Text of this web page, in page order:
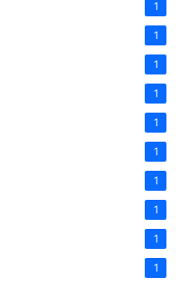
1
1
1
1
1
1
1
1
1
1